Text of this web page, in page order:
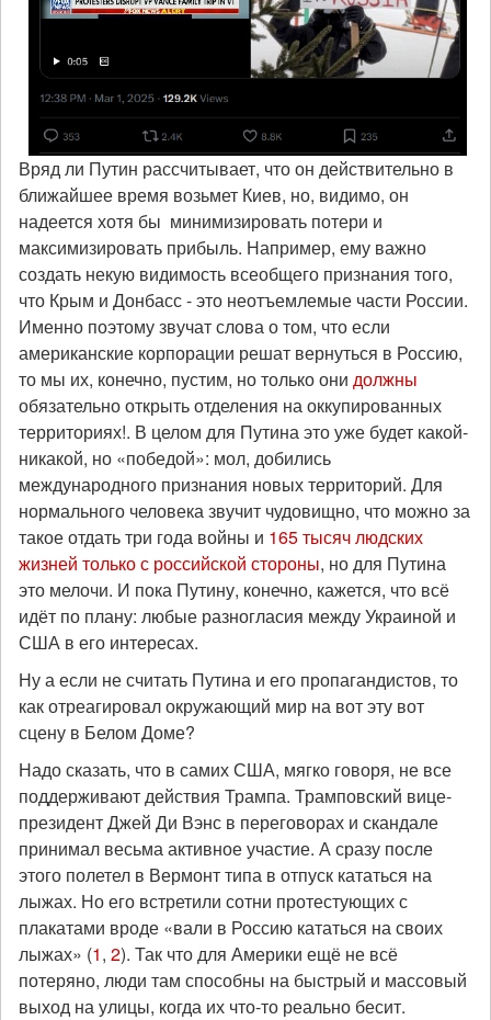
Вряд ли Путин рассчитывает, что он действительно в
ближайшее время возьмет Киев, но, видимо, он
надеется хотя бы минимизировать потери и
максимизировать прибыль. Например, ему важно
создать некую видимость всеобщего признания того,
что Крым и Донбасс - это неотъемлемые части России.
Именно поэтому звучат слова о том, что если
американские корпорации решат вернуться в Россию,
то мы их, конечно, пустим, но только они должны
обязательно открыть отделения на оккупированных
территориях!. В целом для Путина это уже будет какой-
никакой, но «победой»: мол, добились
международного признания новых территорий. Для
нормального человека звучит чудовищно, что можно за
такое отдать три года войны и 165 тысяч людских
жизней только с российской стороны, но для Путина
это мелочи. И пока Путину, конечно, кажется, что всё
идёт по плану: любые разногласия между Украиной и
США в его интересах.
Ну а если не считать Путина и его пропагандистов, то
как отреагировал окружающий мир на вот эту вот
сцену в Белом Доме?
Надо сказать, что в самих США, мягко говоря, не все
поддерживают действия Трампа. Трамповский вице-
президент Джей Ди Вэнс в переговорах и скандале
принимал весьма активное участие. А сразу после
этого полетел в Вермонт типа в отпуск кататься на
лыжах. Но его встретили сотни протестующих с
плакатами вроде «вали в Россию кататься на своих
лыжах» (1, 2). Так что для Америки ещё не всё
потеряно, люди там способны на быстрый и массовый
выход на улицы, когда их что-то реально бесит.